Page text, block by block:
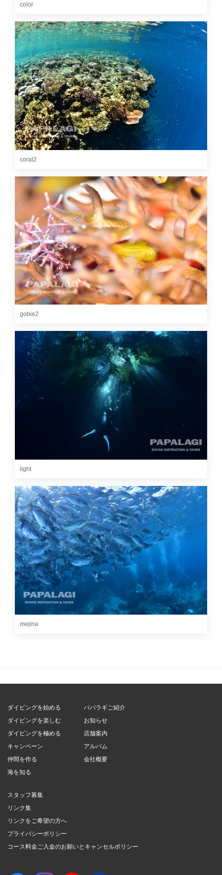
color
coral2
gobie2
light
mejina
ダイビングを始める
ダイビングを楽しむ
ダイビングを極める
キャンペーン
仲間を作る
海を知る
パパラギご紹介
お知らせ
店舗案内
アルバム
会社概要
スタッフ募集
リンク集
リンクをご希望の方へ
プライバシーポリシー
コース料金ご入金のお願いとキャンセルポリシー